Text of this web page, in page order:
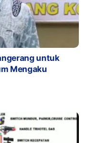
untuk
Mengaku